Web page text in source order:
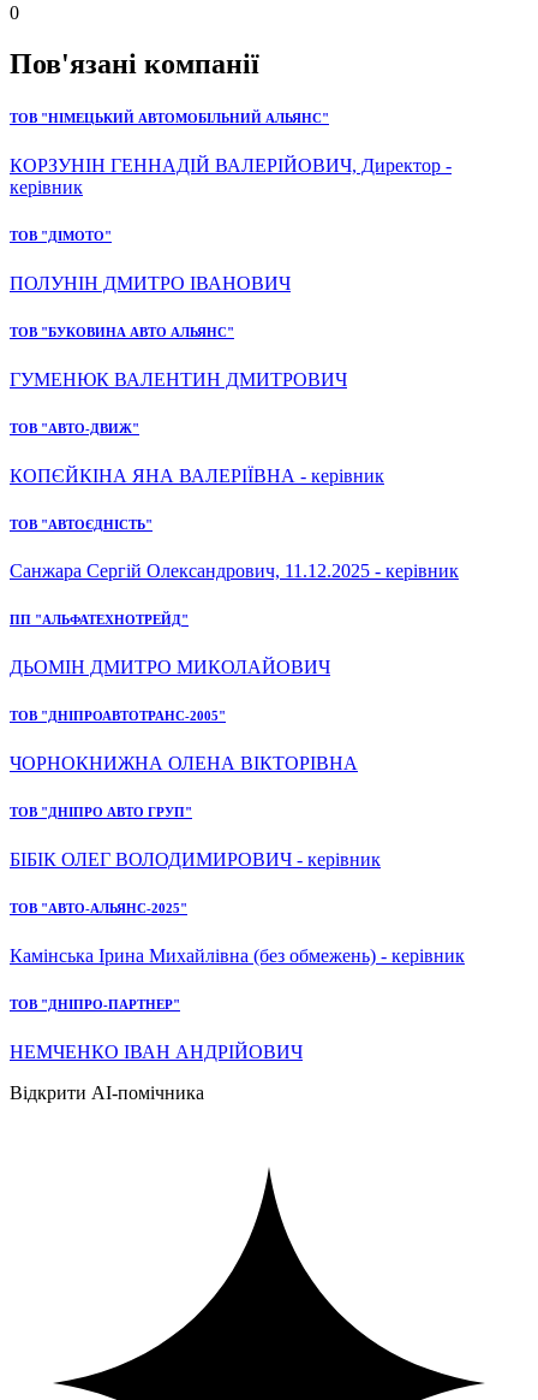
0
Пов'язані компанії
ТОВ "НІМЕЦЬКИЙ АВТОМОБІЛЬНИЙ АЛЬЯНС"
КОРЗУНІН ГЕННАДІЙ ВАЛЕРІЙОВИЧ, Директор -
керівник
ТОВ "ДІМОТО"
ПОЛУНІН ДМИТРО ІВАНОВИЧ
ТОВ "БУКОВИНА АВТО АЛЬЯНС"
ГУМЕНЮК ВАЛЕНТИН ДМИТРОВИЧ
ТОВ "АВТО-ДВИЖ"
КОПЄЙКІНА ЯНА ВАЛЕРІЇВНА - керівник
ТОВ "АВТОЄДНІСТЬ"
Санжара Сергій Олександрович, 11.12.2025 - керівник
ПП "АЛЬФАТЕХНОТРЕЙД"
ДЬОМІН ДМИТРО МИКОЛАЙОВИЧ
ТОВ "ДНІПРОАВТОТРАНС-2005"
ЧОРНОКНИЖНА ОЛЕНА ВІКТОРІВНА
ТОВ "ДНІПРО АВТО ГРУП"
БІБІК ОЛЕГ ВОЛОДИМИРОВИЧ - керівник
ТОВ "АВТО-АЛЬЯНС-2025"
Камінська Ірина Михайлівна (без обмежень) - керівник
ТОВ "ДНІПРО-ПАРТНЕР"
НЕМЧЕНКО ІВАН АНДРІЙОВИЧ
Відкрити AI-помічника